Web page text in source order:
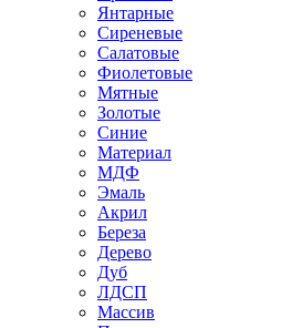
Янтарные
Сиреневые
Салатовые
Фиолетовые
Мятные
Золотые
Синие
Материал
МДФ
Эмаль
Акрил
Береза
Дерево
Дуб
ЛДСП
Массив